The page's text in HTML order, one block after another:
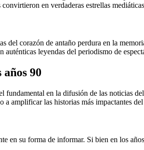
en verdaderas estrellas
del corazón de antaño perdura en la
leyendas del periodismo de
90
fundamental en la difusión de las
amplificar las historias más impactantes
en su forma de informar. Si bien en los